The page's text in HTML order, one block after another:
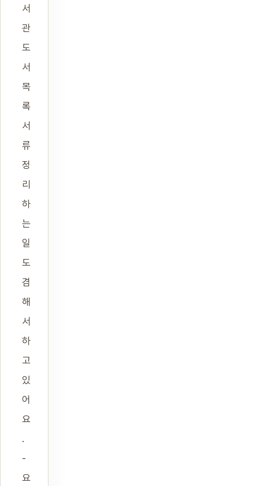
서
관
도
서
목
록
서
류
정
리
하
는
일
도
겸
해
서
하
고
있
어
요
.
-
요